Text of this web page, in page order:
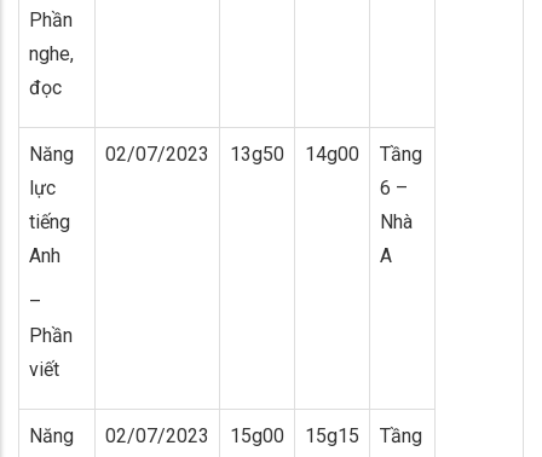
Phần
nghe,
đọc
Năng
lực
tiếng
Anh
–
Phần
viết
02/07/2023 13g50 14g00
Tầng
6 –
Nhà
A
Năng
02/07/2023 15g00 15g15
Tầng